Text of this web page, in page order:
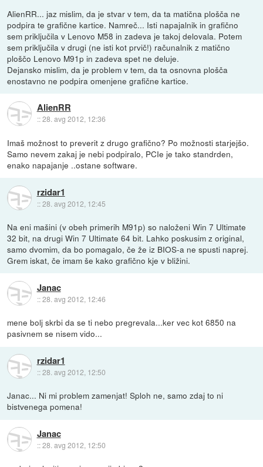
AlienRR... jaz mislim, da je stvar v tem, da ta matična plošča ne
podpira te grafične kartice. Namreč... Isti napajalnik in grafično
sem priključila v Lenovo M58 in zadeva je takoj delovala. Potem
sem priključila v drugi (ne isti kot prvič!) računalnik z matično
ploščo Lenovo M91p in zadeva spet ne deluje.
Dejansko mislim, da je problem v tem, da ta osnovna plošča
enostavno ne podpira omenjene grafične kartice.
AlienRR
::28. avg 2012, 12:36
Imaš možnost to preverit z drugo grafično? Po možnosti starjejšo.
Samo nevem zakaj je nebi podpiralo, PCIe je tako standrden,
enako napajanje ..ostane software.
rzidar1
::28. avg 2012, 12:45
Na eni mašini (v obeh primerih M91p) so naloženi Win 7 Ultimate
32 bit, na drugi Win 7 Ultimate 64 bit. Lahko poskusim z original,
samo dvomim, da bo pomagalo, če že iz BIOS-a ne spusti naprej.
Grem iskat, če imam še kako grafično kje v bližini.
Janac
::28. avg 2012, 12:46
mene bolj skrbi da se ti nebo pregrevala...ker vec kot 6850 na
pasivnem se nisem vido...
rzidar1
::28. avg 2012, 12:50
Janac... Ni mi problem zamenjat! Sploh ne, samo zdaj to ni
bistvenega pomena!
Janac
::28. avg 2012, 12:50